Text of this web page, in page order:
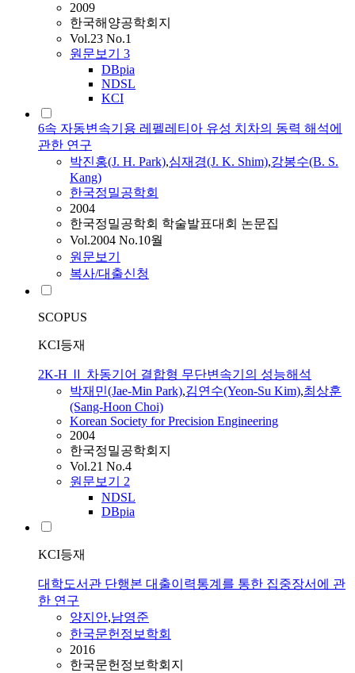
2009
한국해양공학회지
Vol.23 No.1
원문보기 3
DBpia
NDSL
KCI
6속 자동변속기용 레펠레티아 유성 치차의 동력 해석에
관한 연구
박진홍(J. H. Park),심재경(J. K. Shim),강봉수(B. S.
Kang)
한국정밀공학회
2004
한국정밀공학회 학술발표대회 논문집
Vol.2004 No.10월
원문보기
복사/대출신청
SCOPUS
KCI등재
2K-H Ⅱ 차동기어 결합형 무단변속기의 성능해석
박재민(Jae-Min Park),김연수(Yeon-Su Kim),최상훈
(Sang-Hoon Choi)
Korean Society for Precision Engineering
2004
한국정밀공학회지
Vol.21 No.4
원문보기 2
NDSL
DBpia
KCI등재
대학도서관 단행본 대출이력통계를 통한 집중장서에 관
한 연구
양지안,남영준
한국문헌정보학회
2016
한국문헌정보학회지